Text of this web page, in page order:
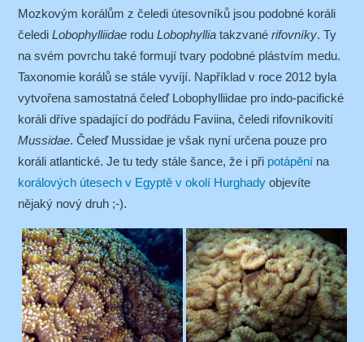
Mozkovým korálům z čeledi útesovníků jsou podobné koráli
čeledi Lobophylliidae rodu Lobophyllia takzvané rifovníky. Ty
na svém povrchu také formují tvary podobné plástvím medu.
Taxonomie korálů se stále vyvíjí. Například v roce 2012 byla
vytvořena samostatná čeleď Lobophylliidae pro indo-pacifické
koráli dříve spadající do podřádu Faviina, čeledi rifovníkovití
Mussidae. Čeleď Mussidae je však nyní určena pouze pro
koráli atlantické. Je tu tedy stále šance, že i při potápění na
korálových útesech v Egyptě v okolí Hurghady objevíte
nějaký nový druh ;-).